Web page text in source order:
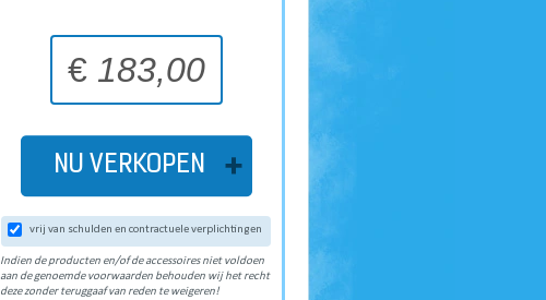
€ 183,00
NU VERKOPEN
vrij van schulden en contractuele verplichtingen
Indien de producten en/of de accessoires niet voldoen
aan de genoemde voorwaarden behouden wij het recht
deze zonder teruggaaf van reden te weigeren!